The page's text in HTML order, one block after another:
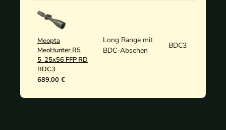
Meopta
MeoHunter R5
5-25x56 FFP RD
BDC3
689,00 €
Long Range mit
BDC-Absehen
BDC3